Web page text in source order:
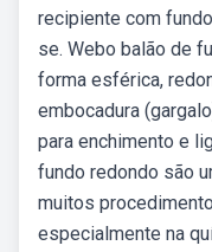
recipiente com
se. Webo balão de
forma esférica,
embocadura
para enchimento e
fundo redondo são
muitos
especialmente na